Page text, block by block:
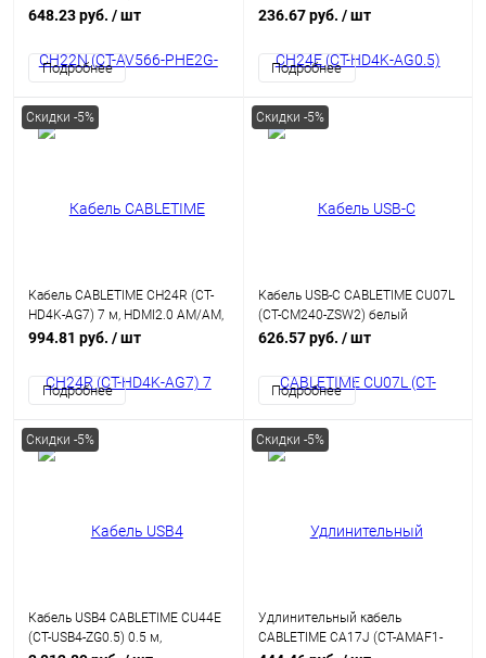
AM/AM, 4k/60 Гц, позолоченный,
648.23 руб. / шт
Подробнее
AM/AM, 4k/60 Гц, позолоченный,
236.67 руб. / шт
Подробнее
Скидки -5%
Кабель CABLETIME CH24R (CT-
HD4K-AG7) 7 м, HDMI2.0 AM/AM,
4k/60 Гц, позолоченный, черная
994.81 руб. / шт
Подробнее
Скидки -5%
Кабель USB-C CABLETIME CU07L
(CT-CM240-ZSW2) белый
PD240W 240 Вт 2 м для iPhone
626.57 руб. / шт
Подробнее
Скидки -5%
Кабель USB4 CABLETIME CU44E
(CT-USB4-ZG0.5) 0.5 м,
Скидки -5%
Удлинительный кабель
CABLETIME CA17J (CT-AMAF1-